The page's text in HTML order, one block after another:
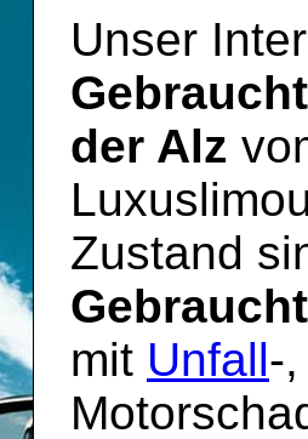
Unser
der Alz
Zustand
mit Unfall-